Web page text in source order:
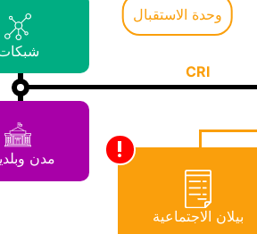
CRI
وحدة الاستقبال
مدن
بيلان الاجتماعية